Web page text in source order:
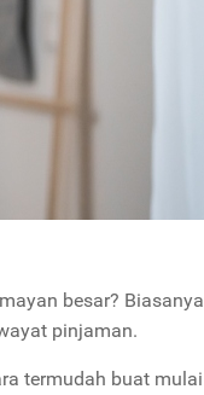
besar? Biasanya
pinjaman.
termudah buat mulai